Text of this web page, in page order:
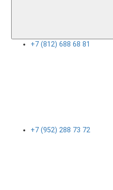
+7 (812) 688 68 81
+7 (952) 288 73 72